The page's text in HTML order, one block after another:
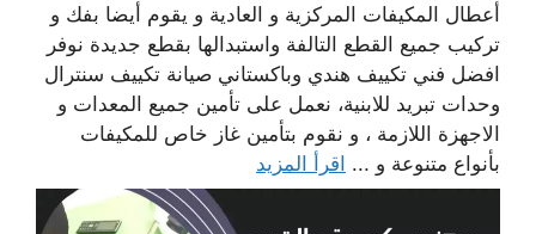
أعطال المكيفات المركزية و العادية و يقوم أيضا بفك و
تركيب جميع القطع التالفة واستبدالها بقطع جديدة نوفر
افضل فني تكييف هندي وباكستاني صيانة تكييف سنترال
وحدات تبريد للابنية، نعمل على تأمين جميع المعدات و
الاجهزة اللازمة ، و نقوم بتأمين غاز خاص للمكيفات
بأنواع متنوعة و ... اقرأ المزيد